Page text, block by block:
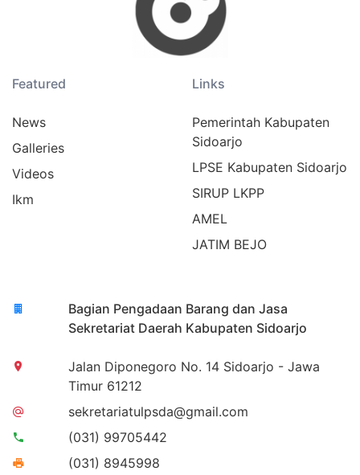
Featured
News
Galleries
Videos
Ikm
Links
Pemerintah Kabupaten
Sidoarjo
LPSE Kabupaten Sidoarjo
SIRUP LKPP
AMEL
JATIM BEJO
Bagian Pengadaan Barang dan Jasa
Sekretariat Daerah Kabupaten Sidoarjo
Jalan Diponegoro No. 14 Sidoarjo - Jawa
Timur 61212
sekretariatulpsda@gmail.com
(031) 99705442
(031) 8945998